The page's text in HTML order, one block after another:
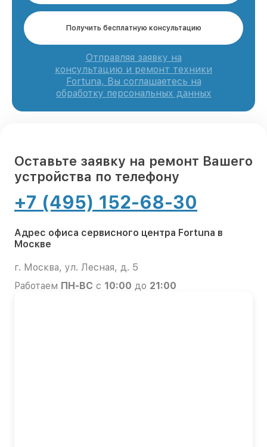
Получить бесплатную консультацию
Отправляя заявку на
консультацию и ремонт техники
Fortuna, Вы соглашаетесь на
обработку персональных данных
Оставьте заявку на ремонт Вашего
устройства по телефону
+7 (495) 152-68-30
Адрес офиса сервисного центра Fortuna в
Москве
г. Москва, ул. Лесная, д. 5
Работаем ПН-ВС с 10:00 до 21:00